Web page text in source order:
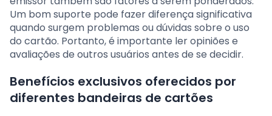
Um bom suporte pode fazer diferença significativa
quando surgem problemas ou dúvidas sobre o uso
do cartão. Portanto, é importante ler opiniões e
avaliações de outros usuários antes de se decidir.
Benefícios exclusivos oferecidos por
diferentes bandeiras de cartões